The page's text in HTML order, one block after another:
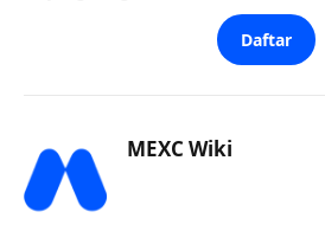
Daftar
MEXC Wiki